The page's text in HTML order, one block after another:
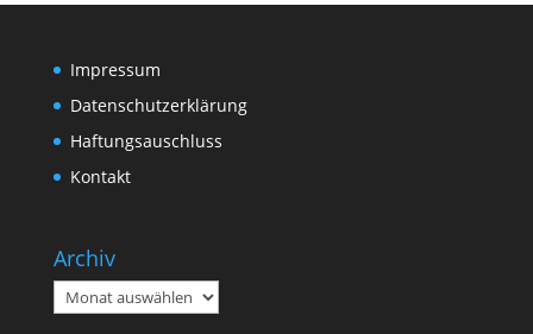
Impressum
Datenschutzerklärung
Haftungsauschluss
Kontakt
Archiv
Archiv